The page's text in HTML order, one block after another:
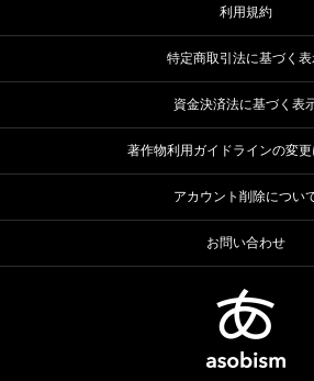
利用規約
特定商取引法に基づく
資金決済法に基づく表
著作物利用ガイドラインの変
アカウント削除につい
お問い合わせ